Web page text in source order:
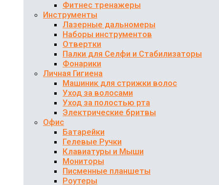
Фитнес тренажеры
Инструменты
Лазерные дальномеры
Наборы инструментов
Отвертки
Палки для Селфи и Стабилизаторы
Фонарики
Личная Гигиена
Машиник для стрижки волос
Уход за волосами
Уход за полостью рта
Электрические бритвы
Офис
Батарейки
Гелевые Ручки
Клавиатуры и Мыши
Мониторы
Писменные планшеты
Роутеры